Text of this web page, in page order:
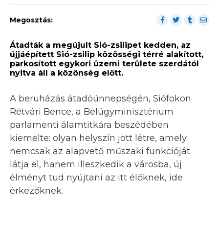
Megosztás:
Átadták a megújult Sió-zsilipet kedden, az
újjáépített Sió-zsilip közösségi térré alakított,
parkosított egykori üzemi területe szerdától
nyitva áll a közönség előtt.
A beruházás átadóünnepségén, Siófokon
Rétvári Bence, a Belügyminisztérium
parlamenti álamtitkára beszédében
kiemelte: olyan helyszín jött létre, amely
nemcsak az alapvető műszaki funkcióját
látja el, hanem illeszkedik a városba, új
élményt tud nyújtani az itt élőknek, ide
érkezőknek.